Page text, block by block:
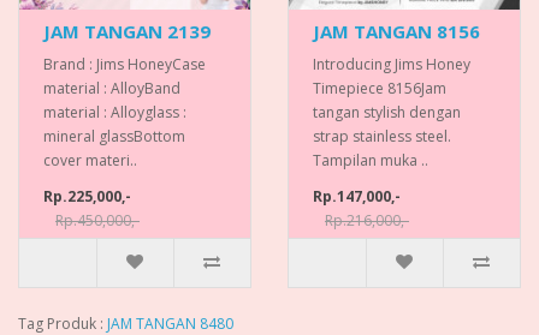
JAM TANGAN 2139
Brand : Jims HoneyCase
material : AlloyBand
material : Alloyglass :
mineral glassBottom
cover materi..
Rp.225,000,-
Rp.450,000,-
JAM TANGAN 8156
Introducing Jims Honey
Timepiece 8156Jam
tangan stylish dengan
strap stainless steel.
Tampilan muka ..
Rp.147,000,-
Rp.216,000,-
Tag Produk : JAM TANGAN 8480